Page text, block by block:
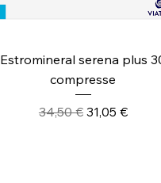
Vista rapida
Estromineral serena plus
compresse
Prezzo regolare
34,50 € Prezzo
31,05 €